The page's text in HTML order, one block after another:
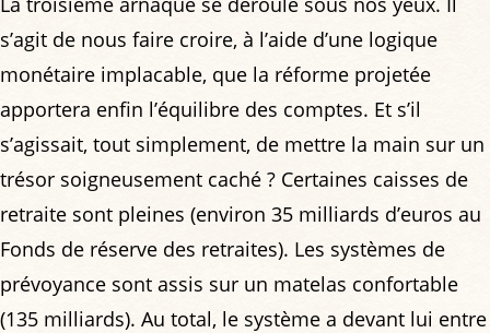
s’agit de nous faire croire, à l’aide d’une logique
monétaire implacable, que la réforme projetée
apportera enfin l’équilibre des comptes. Et s’il
s’agissait, tout simplement, de mettre la main sur un
trésor soigneusement caché ? Certaines caisses de
retraite sont pleines (environ 35 milliards d’euros au
Fonds de réserve des retraites). Les systèmes de
prévoyance sont assis sur un matelas confortable
(135 milliards). Au total, le système a devant lui entre